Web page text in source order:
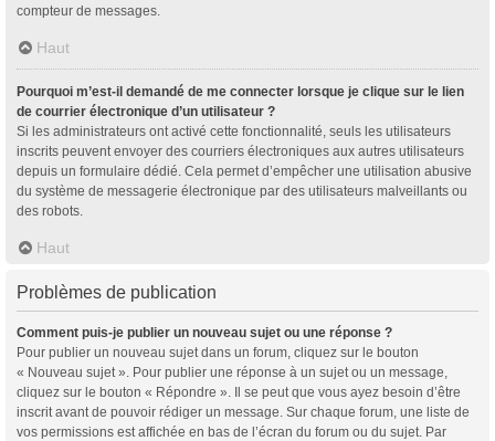
compteur de messages.
Haut
Pourquoi m’est-il demandé de me connecter lorsque je clique sur le lien
de courrier électronique d’un utilisateur ?
Si les administrateurs ont activé cette fonctionnalité, seuls les utilisateurs
inscrits peuvent envoyer des courriers électroniques aux autres utilisateurs
depuis un formulaire dédié. Cela permet d’empêcher une utilisation abusive
du système de messagerie électronique par des utilisateurs malveillants ou
des robots.
Haut
Problèmes de publication
Comment puis-je publier un nouveau sujet ou une réponse ?
Pour publier un nouveau sujet dans un forum, cliquez sur le bouton
« Nouveau sujet ». Pour publier une réponse à un sujet ou un message,
cliquez sur le bouton « Répondre ». Il se peut que vous ayez besoin d’être
inscrit avant de pouvoir rédiger un message. Sur chaque forum, une liste de
vos permissions est affichée en bas de l’écran du forum ou du sujet. Par